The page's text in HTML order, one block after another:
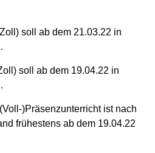
soll ab dem 21.03.22 in
soll ab dem 19.04.22 in
)Präsenzunterricht ist nach
frühestens ab dem 19.04.22